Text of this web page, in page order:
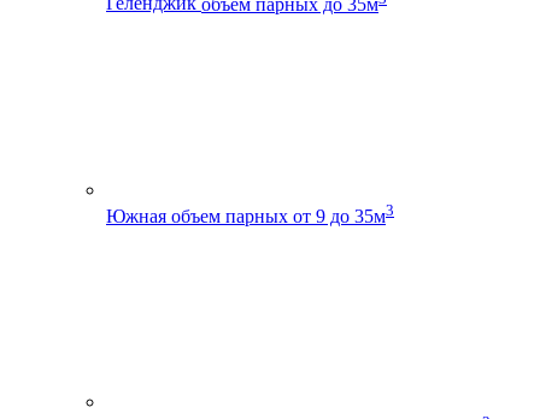
Южная объем парных от 9 до 35м3